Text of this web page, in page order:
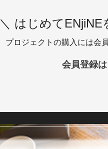
＼ はじめてENjiNE
プロジェクトの購入には会
会員登録